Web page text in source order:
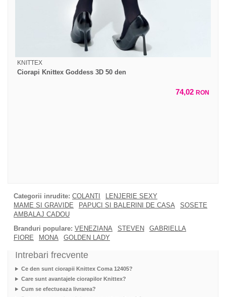
KNITTEX
Ciorapi Knittex Goddess 3D 50 den
74,02 RON
Categorii inrudite: COLANTI
LENJERIE SEXY
MAME SI GRAVIDE
PAPUCI SI BALERINI DE CASA
SOSETE
AMBALAJ CADOU
Branduri populare: VENEZIANA STEVEN
GABRIELLA
FIORE
MONA GOLDEN LADY
Intrebari frecvente
Ce den sunt ciorapii Knittex Coma 12405?
Care sunt avantajele ciorapilor Knittex?
Cum se efectueaza livrarea?